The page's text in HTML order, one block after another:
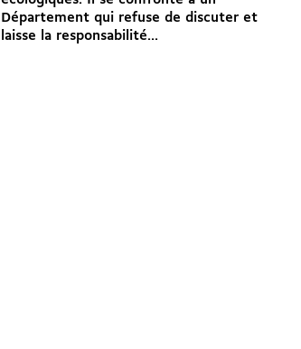
Département qui refuse de discuter et
laisse la responsabilité...